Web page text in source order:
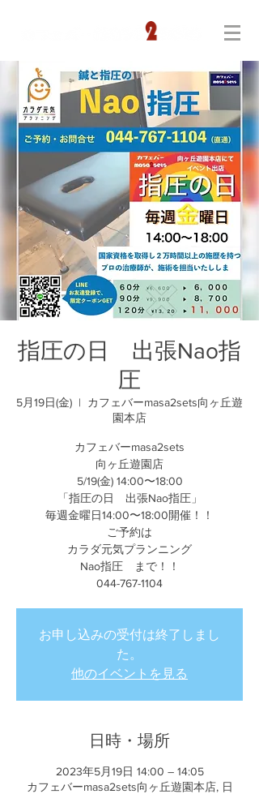
指圧の日 出張Nao指
圧
5月19日(金)
  |
カフェバーmasa2sets向ヶ丘遊
園本店
カフェバーmasa2sets
向ヶ丘遊園店
5/19(金) 14:00〜18:00
「指圧の日 出張Nao指圧」
毎週金曜日14:00〜18:00開催！！
ご予約は
カラダ元気プランニング
Nao指圧 まで！！
044-767-1104
お申し込みの受付は終了しまし
た。
他のイベントを見る
日時・場所
2023年5月19日 14:00 – 14:05
カフェバーmasa2sets向ヶ丘遊園本店, 日